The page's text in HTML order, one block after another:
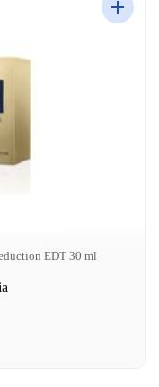
EDT 30 ml